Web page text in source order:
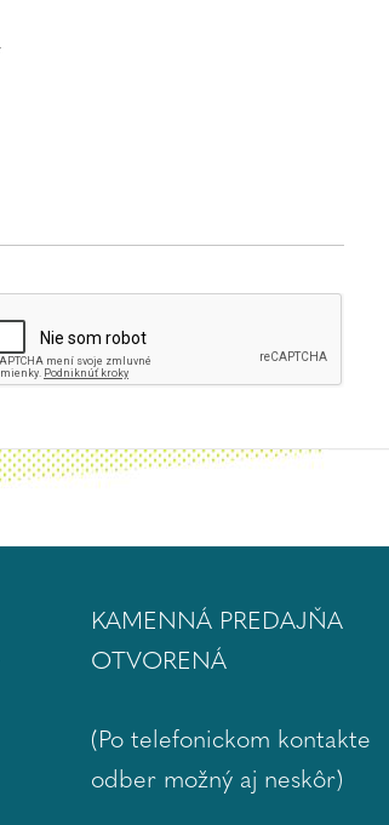
KAMENNÁ PREDAJŇA
OTVORENÁ
(Po telefonickom kontakte
odber možný aj neskôr)